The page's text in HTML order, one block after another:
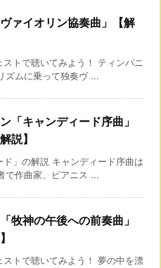
ァイオリン協奏曲」【解
ストで聴いてみよう！ ティンパニ
ズムに乗って独奏ヴ ...
「キャンディード序曲」
説】
ド」の解説 キャンディード序曲は
で作曲家、ピアニス ...
牧神の午後への前奏曲」
ストで聴いてみよう！ 夢の中を漂